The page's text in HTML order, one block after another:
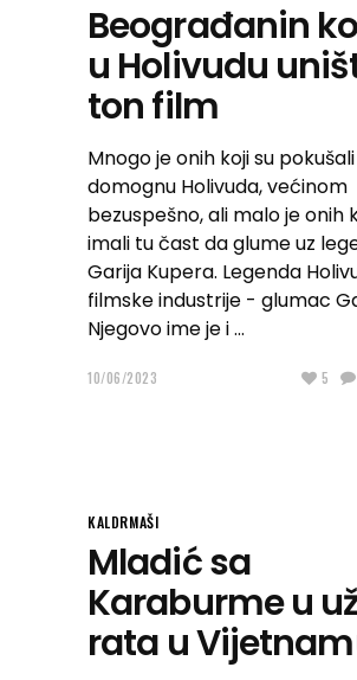
Beograđanin
u Holivudu
ton film
Mnogo je onih koji su
domognu Holivuda, većinom
bezuspešno, ali malo je onih
imali tu čast da glume uz
Garija Kupera. Legenda
filmske industrije - glumac
Njegovo ime je i
10/06/2023 5
KALDRMAŠI
Mladić sa
Karaburme u
rata u